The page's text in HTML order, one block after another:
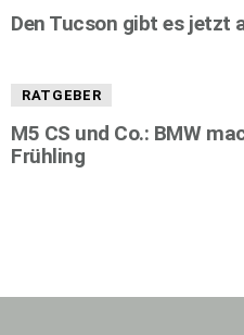
Den Tucson gibt es jetzt
RATGEBER
M5 CS und Co.: BMW
Frühling